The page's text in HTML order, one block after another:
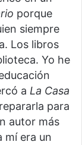
porque
siempre
Los libros
Yo he
a La Casa
para
autor más
mí era un